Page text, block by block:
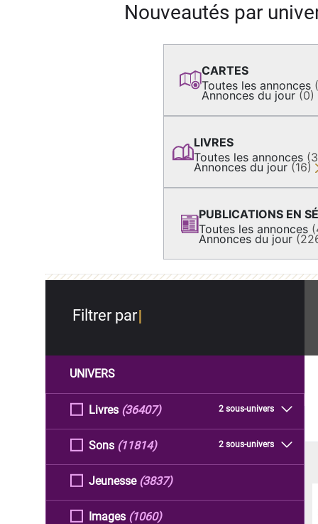
Nouveautés par
CARTES
Toutes les annonces
Annonces du jour (0)
LIVRES
Toutes les annonces
Annonces du jour (16)
PUBLICATIONS EN
Toutes les annonces
Annonces du jour
Filtrer par
UNIVERS
Livres 2 sous-univers
(36407)
Sons 2 sous-univers
(11814)
Jeunesse (3837)
Images (1060)